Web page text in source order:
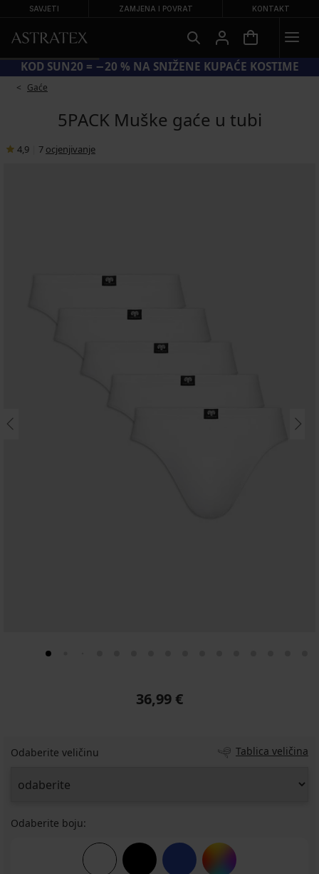
SAVJETI ZAMJENA I POVRAT KONTAKT
KOD SUN20 = −20 % NA SNIŽENE KUPAĆE KOSTIME
Gaće
5PACK Muške gaće u tubi
4,9 7 ocjenjivanje
36,99 €
Odaberite veličinu Tablica veličina
Odaberite boju: